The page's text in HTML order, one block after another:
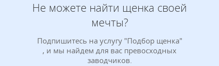
Не можете найти щенка своей
мечты?
Подпишитесь на услугу "Подбор щенка"
, и мы найдем для вас превосходных
заводчиков.